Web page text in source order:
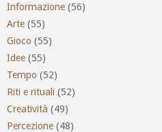
Informazione (56)
Arte (55)
Gioco (55)
Idee (55)
Tempo (52)
Riti e rituali (52)
Creatività (49)
Percezione (48)